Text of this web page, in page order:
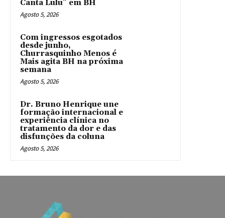
Canta Lulu” em BH
Agosto 5, 2026
Com ingressos esgotados
desde junho,
Churrasquinho Menos é
Mais agita BH na próxima
semana
Agosto 5, 2026
Dr. Bruno Henrique une
formação internacional e
experiência clínica no
tratamento da dor e das
disfunções da coluna
Agosto 5, 2026